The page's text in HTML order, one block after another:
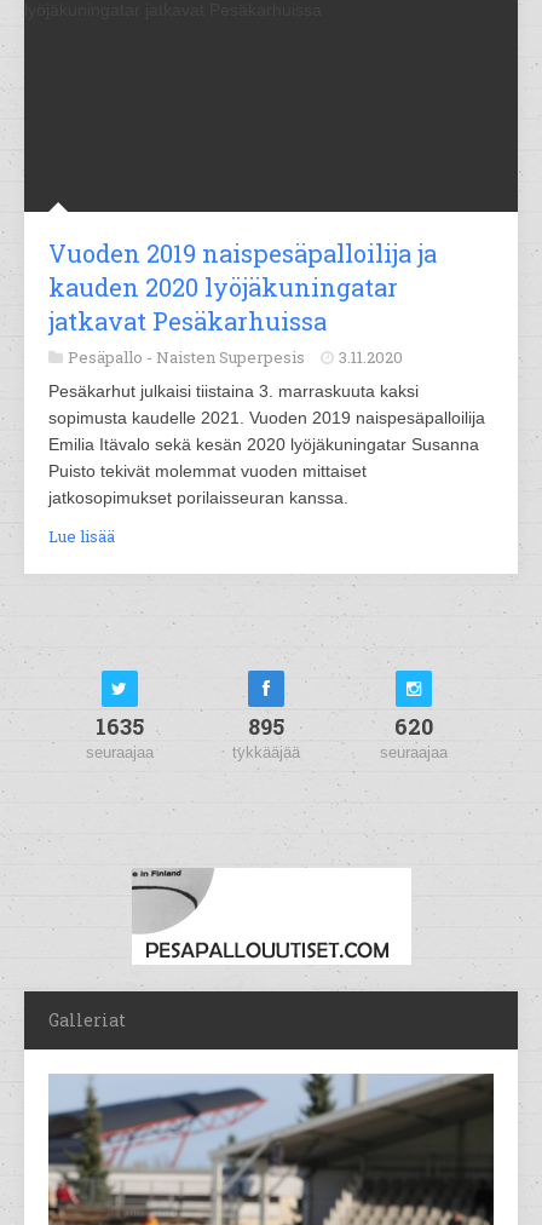
Vuoden 2019 naispesäpalloilija ja
kauden 2020 lyöjäkuningatar
jatkavat Pesäkarhuissa
Pesäpallo - Naisten Superpesis 3.11.2020
Pesäkarhut julkaisi tiistaina 3. marraskuuta kaksi
sopimusta kaudelle 2021. Vuoden 2019 naispesäpalloilija
Emilia Itävalo sekä kesän 2020 lyöjäkuningatar Susanna
Puisto tekivät molemmat vuoden mittaiset
jatkosopimukset porilaisseuran kanssa.
Lue lisää
1635
seuraajaa
895
tykkääjää
620
seuraajaa
Galleriat